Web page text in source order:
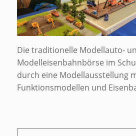
Die traditionelle Modellauto-
Modelleisenbahnbörse im
durch eine Modellausstellung
Funktionsmodellen und